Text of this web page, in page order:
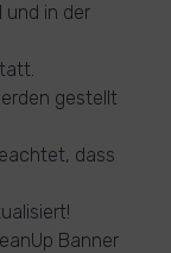
und in der
gestellt
dass
Banner